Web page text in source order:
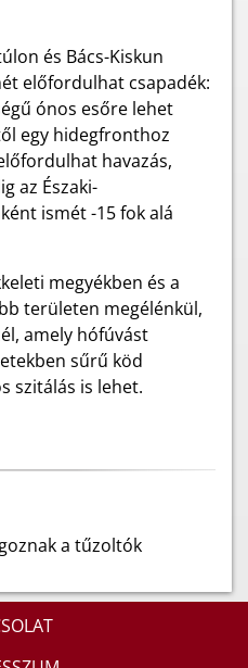
és Bács-Kiskun
előfordulhat csapadék:
ónos esőre lehet
egy hidegfronthoz
havazás,
az Északi-
ismét -15 fok alá
megyékben és a
területen megélénkül,
amely hófúvást
sűrű köd
szitálás is lehet.
a tűzoltók